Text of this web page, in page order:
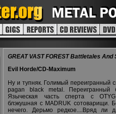
GREAT VAST FOREST Battletales And
Evil Horde/CD-Maximum
Ну и тупняк. Голимый переигранный
pagan black metal. Переигранный
Языческая часть сперта с
блэкушная с MADRUK cотоварищи.
нечего. Дерьмо редкое....Вряд ли